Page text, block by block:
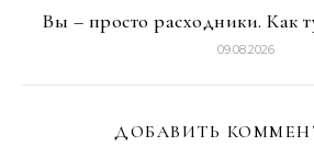
Вы – просто расходники. Как
09.08.2026
ДОБАВИТЬ